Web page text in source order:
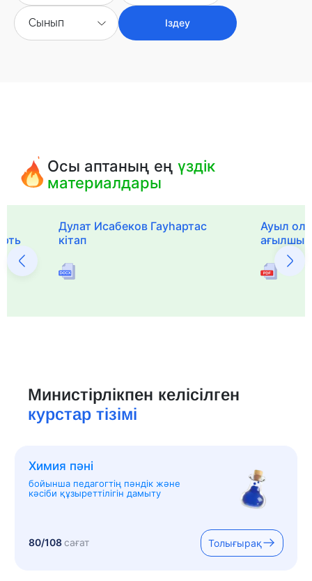
Сынып Іздеу
Осы аптаның еңүздік
материалдары
Дулат Исабеков Гауһартас
кітап
Ауыл
ағылшын
Министірлікпен келісілген
курстар тізімі
Химия пәні
бойынша педагогтің пәндік және
кәсіби құзыреттілігін дамыту
80/108сағат Толығырақ